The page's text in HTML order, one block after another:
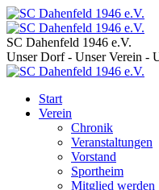
SC Dahenfeld 1946 e.V.
Unser Dorf - Unser Verein -
Start
Verein
Chronik
Veranstaltungen
Vorstand
Sportheim
Mitglied werden